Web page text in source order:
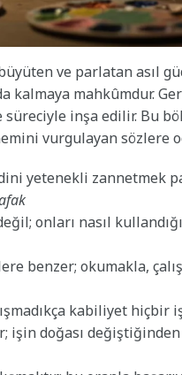
ve parlatan asıl
mahkûmdur.
inşa edilir. Bu
vurgulayan sözlere
yetenekli zannetmek
onları nasıl
benzer; okumakla,
kabiliyet hiçbir
işin doğası